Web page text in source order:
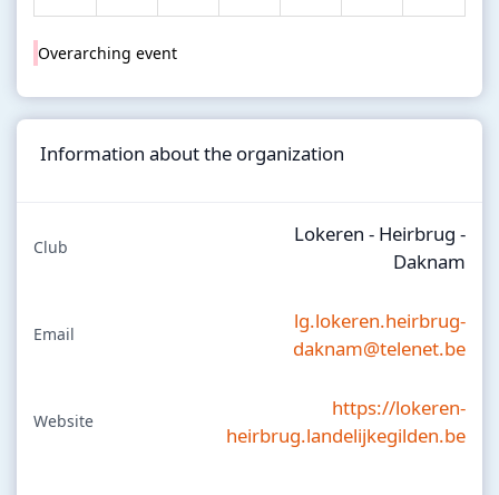
Overarching event
Information about the organization
Club
Lokeren - Heirbrug -
Daknam
Email
lg.lokeren.heirbrug-
daknam@telenet.be
Website
https://lokeren-
heirbrug.landelijkegilden.be